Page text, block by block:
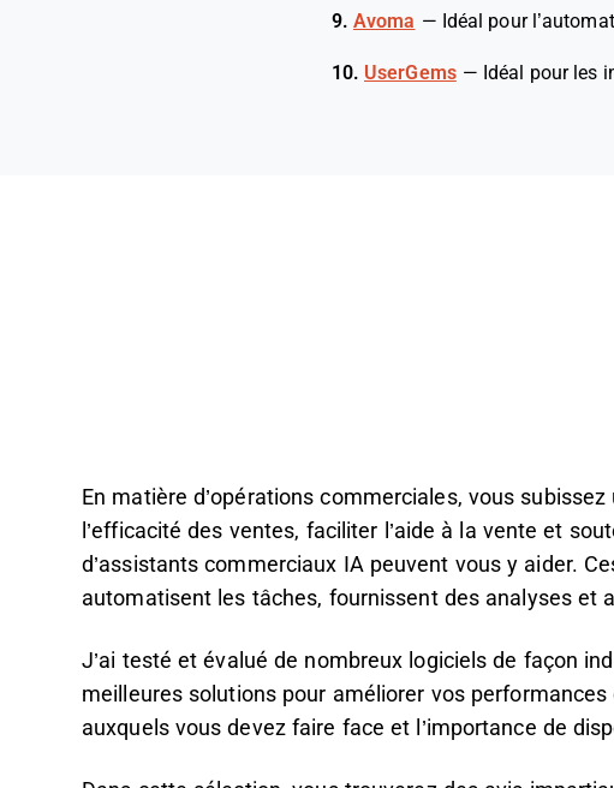
9. Avoma — Idéal pour
10. UserGems — Idéal pour les
En matière d’opérations commerciales, vous
l’efficacité des ventes, faciliter l’aide à la vente et
d’assistants commerciaux IA peuvent vous y aider.
automatisent les tâches, fournissent des analyses et
J’ai testé et évalué de nombreux logiciels de façon
meilleures solutions pour améliorer vos
auxquels vous devez faire face et l’importance de